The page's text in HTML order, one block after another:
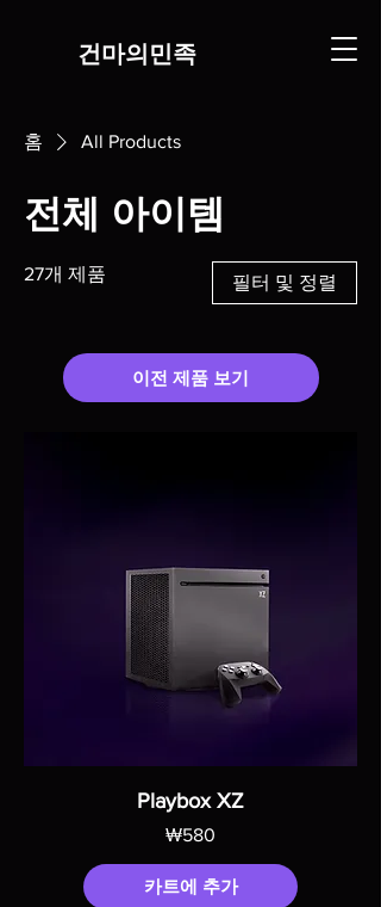
​건마의민족
홈 All Products
전체 아이템
27개 제품 필터 및 정렬
이전 제품 보기
Playbox XZ
가격
₩580
카트에 추가